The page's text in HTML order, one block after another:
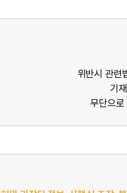
위반시 관련
기
무단으로